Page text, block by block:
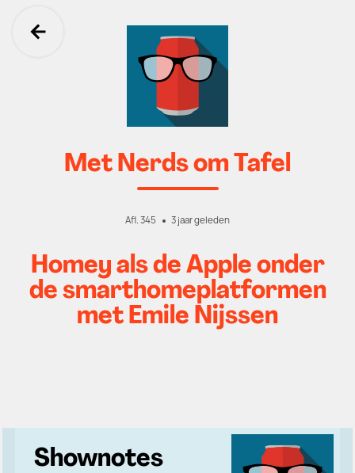
Ga terug
Met Nerds om Tafel
Afl. 345 3 jaar geleden
Homey als de Apple onder
de smarthomeplatformen
met Emile Nijssen
Shownotes